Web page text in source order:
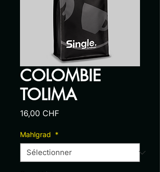
COLOMBIE
TOLIMA
16,00 CHFPrix
Mahlgrad *